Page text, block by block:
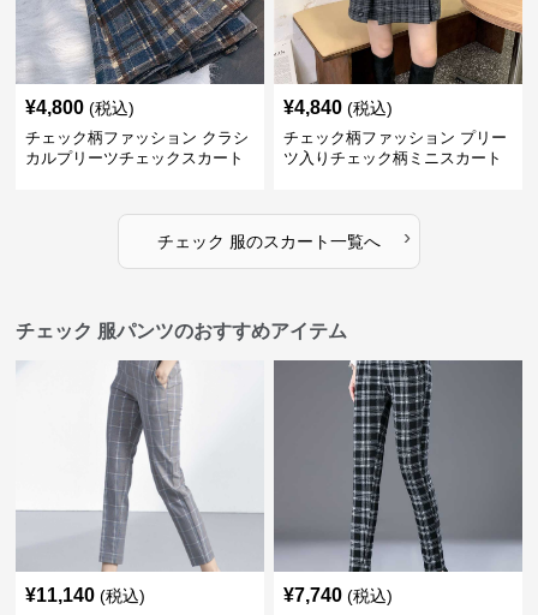
¥4,800 (税込)
チェック柄ファッション クラシ
カルプリーツチェックスカート
¥4,840 (税込)
チェック柄ファッション プリー
ツ入りチェック柄ミニスカート
チェック 服のスカート一覧へ ›
チェック 服パンツのおすすめアイテム
¥11,140 (税込) ¥7,740 (税込)